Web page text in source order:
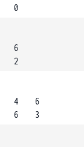
0
6
2
4
6
6
3